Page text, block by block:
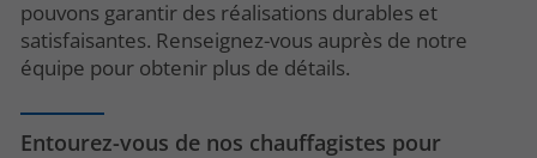
pouvons garantir des réalisations durables et
satisfaisantes. Renseignez-vous auprès de notre
équipe pour obtenir plus de détails.
Entourez-vous de nos chauffagistes pour